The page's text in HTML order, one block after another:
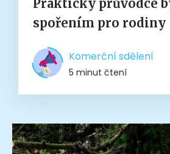
Praktický průvodce
spořením pro rodiny
Komerční sdělení
5 minut čtení